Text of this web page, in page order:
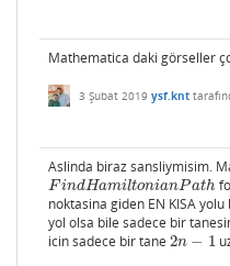
Mathematica daki görseller
3 Şubat 2019 ysf.knt
Aslinda biraz sansliymisim.
F indHamiltonianPath
FindHamiltonianPath
noktasina giden EN KISA
yol olsa bile sadece bir
icin sadece bir tane 2n − 1
2n−1